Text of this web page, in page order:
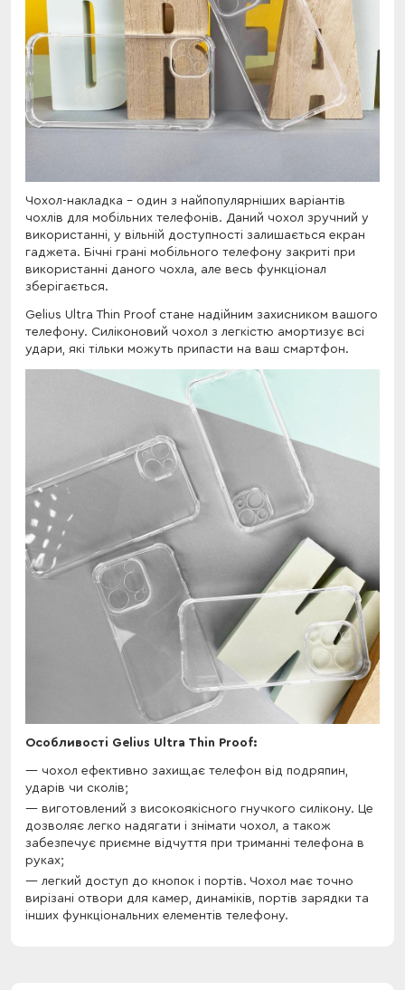
Чохол-накладка - один з найпопулярніших варіантів
чохлів для мобільних телефонів. Даний чохол зручний у
використанні, у вільній доступності залишається екран
гаджета. Бічні грані мобільного телефону закриті при
використанні даного чохла, але весь функціонал
зберігається.
Gelius Ultra Thin Proof стане надійним захисником вашого
телефону. Силіконовий чохол з легкістю амортизує всі
удари, які тільки можуть припасти на ваш смартфон.
Особливості Gelius Ultra Thin Proof:
чохол ефективно захищає телефон від подряпин,
ударів чи сколів;
виготовлений з високоякісного гнучкого силікону. Це
дозволяє легко надягати і знімати чохол, а також
забезпечує приємне відчуття при триманні телефона в
руках;
легкий доступ до кнопок і портів. Чохол має точно
вирізані отвори для камер, динаміків, портів зарядки та
інших функціональних елементів телефону.